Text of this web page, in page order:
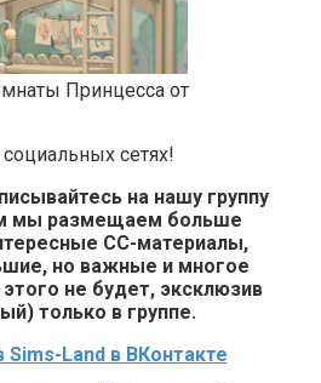
Принцесса от
сетях!
на нашу группу
мы размещаем больше
СС-материалы,
но важные и многое
не будет, эксклюзив
только в группе.
Sims-Land в ВКонтакте